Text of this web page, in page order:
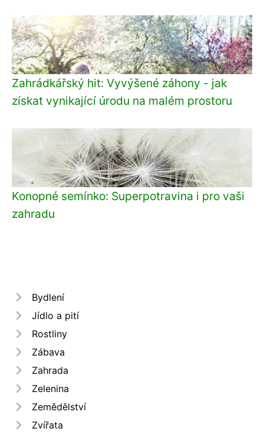
Zahrádkářský hit: Vyvýšené záhony - jak
získat vynikající úrodu na malém prostoru
Konopné semínko: Superpotravina i pro vaši
zahradu
Bydlení
Jídlo a pití
Rostliny
Zábava
Zahrada
Zelenina
Zemědělství
Zvířata